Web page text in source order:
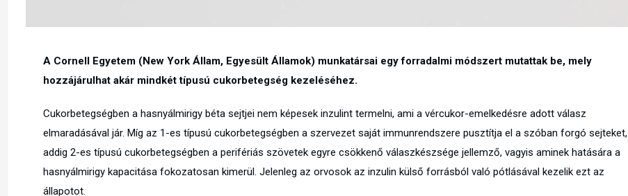
A Cornell Egyetem (New York Állam, Egyesült Államok) munkatársai egy forradalmi módszert mutattak be, mely
hozzájárulhat akár mindkét típusú cukorbetegség kezeléséhez.
Cukorbetegségben a hasnyálmirigy béta sejtjei nem képesek inzulint termelni, ami a vércukor-emelkedésre adott válasz
elmaradásával jár. Míg az 1-es típusú cukorbetegségben a szervezet saját immunrendszere pusztítja el a szóban forgó sejteket,
addig 2-es típusú cukorbetegségben a perifériás szövetek egyre csökkenő válaszkészsége jellemző, vagyis aminek hatására a
hasnyálmirigy kapacitása fokozatosan kimerül. Jelenleg az orvosok az inzulin külső forrásból való pótlásával kezelik ezt az
állapotot.